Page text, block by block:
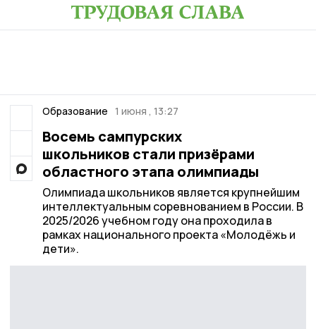
Образование 1 июня , 13:27
Восемь сампурских
школьников стали призёрами
областного этапа олимпиады
Олимпиада школьников является крупнейшим
интеллектуальным соревнованием в России. В
2025/2026 учебном году она проходила в
рамках национального проекта «Молодёжь и
дети».